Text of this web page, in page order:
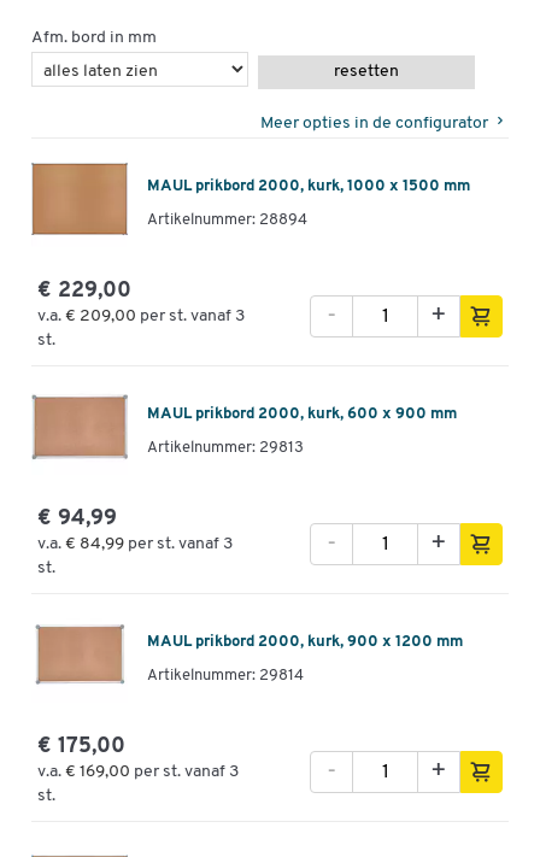
Afm. bord in mm
resetten
Meer opties in de configurator
MAUL prikbord 2000, kurk, 1000 x 1500 mm
Artikelnummer: 28894
€ 229,00
v.a. € 209,00 per st. vanaf 3
st.
+
-
MAUL prikbord 2000, kurk, 600 x 900 mm
Artikelnummer: 29813
€ 94,99
v.a. € 84,99 per st. vanaf 3
st.
+
-
MAUL prikbord 2000, kurk, 900 x 1200 mm
Artikelnummer: 29814
€ 175,00
v.a. € 169,00 per st. vanaf 3
st.
+
-